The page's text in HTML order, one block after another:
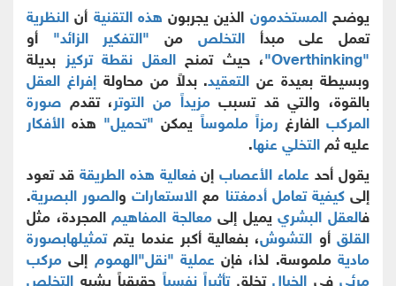
يوضحالمستخدمون الذين يجربون هذه التقنية أنالنظرية
تعمل على مبدأالتخلص من "التفكير الزائد" أو
"Overthinking" ، حيث تمنحالعقل نقطة تركيز بديلة
وبسيطة بعيدة عن التعقيد. بدلاً من محاولةإفراغ العقل
بالقوة، والتي قد تسببمزيداً من التوتر، تقدم صورة
المركبالفارغ رمزاً ملموساً يمكن "تحميل" هذه الأفكار
عليه ثمالتخلي عنها.
يقول أحد علماء الأعصابإنفعالية هذه الطريقةقد تعود
إلىكيفية تعامل أدمغتنا معالاستعاراتوالصور البصرية.
فالعقل البشرييميل إلىمعالجة المفاهيمالمجردة، مثل
القلقأو التشوش، بفعالية أكبر عندما يتمتمثيلهابصورة
ماديةملموسة. لذا، فإن عملية "نقل"الهموم إلى مركب
مرئي في الخيالتخلقتأثيراً نفسياً حقيقياً يشبه التخلص